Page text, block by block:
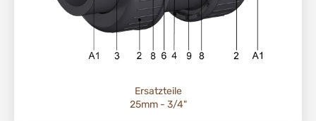
Ersatzteile
25mm - 3/4"